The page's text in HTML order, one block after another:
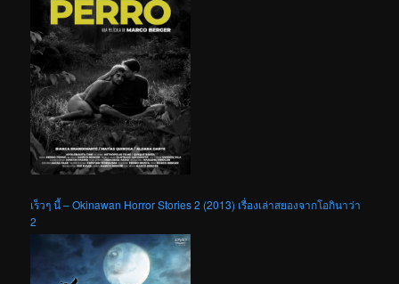
เร็วๆ นี้ – Okinawan Horror Stories 2 (2013) เรื่องเล่าสยองจากโอกินาว่า
2